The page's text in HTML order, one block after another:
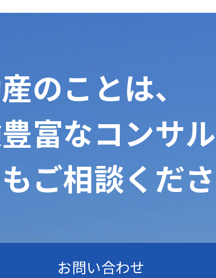
のことは、
富なコンサ
ご相談くださ
お問い合わせ